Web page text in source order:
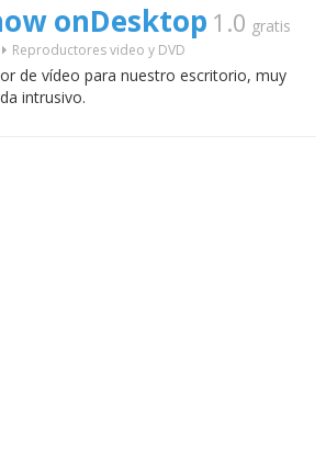
onDesktop 1.0 gratis
Reproductores video y DVD
de vídeo para nuestro escritorio, muy
intrusivo.